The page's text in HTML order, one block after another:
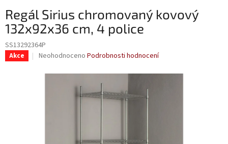
Regál Sirius chromovaný kovový
132x92x36 cm, 4 police
SS13292364P
Akce
Průměrné
produktu
Neohodnoceno Podrobnosti hodnocení